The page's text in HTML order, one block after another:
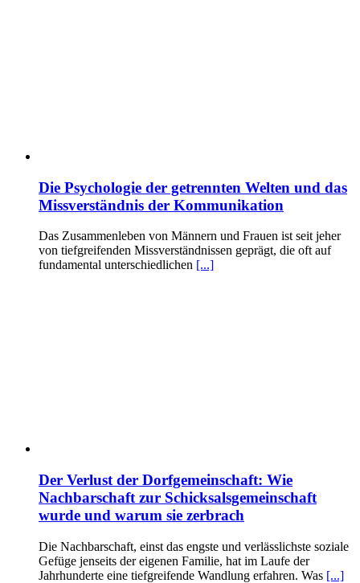
Die Psychologie der getrennten Welten und das
Missverständnis der Kommunikation
Das Zusammenleben von Männern und Frauen ist seit jeher
von tiefgreifenden Missverständnissen geprägt, die oft auf
fundamental unterschiedlichen [...]
Der Verlust der Dorfgemeinschaft: Wie
Nachbarschaft zur Schicksalsgemeinschaft
wurde und warum sie zerbrach
Die Nachbarschaft, einst das engste und verlässlichste soziale
Gefüge jenseits der eigenen Familie, hat im Laufe der
Jahrhunderte eine tiefgreifende Wandlung erfahren. Was [...]